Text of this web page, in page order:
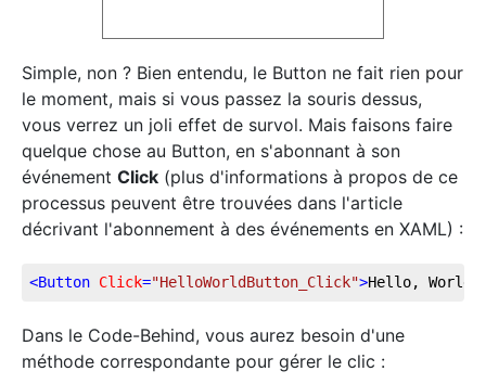
Simple, non ? Bien entendu, le Button ne fait rien pour
le moment, mais si vous passez la souris dessus,
vous verrez un joli effet de survol. Mais faisons faire
quelque chose au Button, en s'abonnant à son
événement Click (plus d'informations à propos de ce
processus peuvent être trouvées dans l'article
décrivant l'abonnement à des événements en XAML) :
<Button Click="HelloWorldButton_Click">Hello, World!
Dans le Code-Behind, vous aurez besoin d'une
méthode correspondante pour gérer le clic :